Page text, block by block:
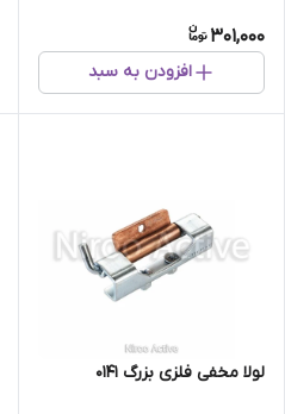
301,000
افزودن به سبد
لولا مخفی فلزی بزرگ ۰۱۴۱